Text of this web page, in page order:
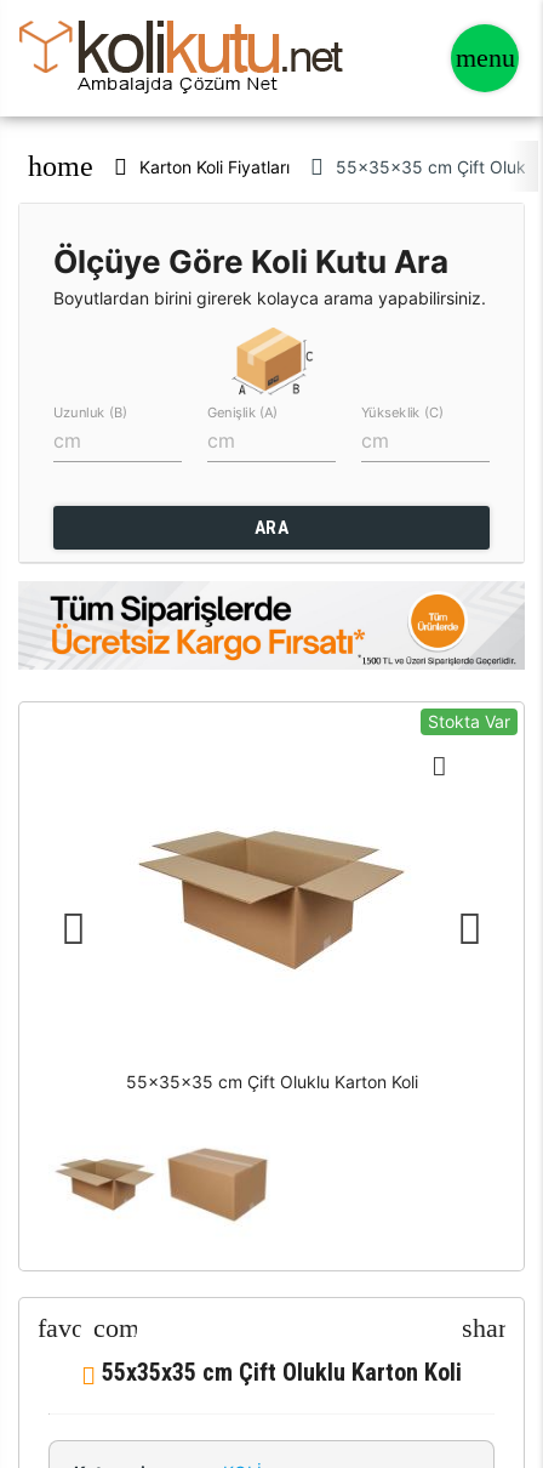
home Karton Koli Fiyatları 55x35x35 cm Çift Oluklu
Ölçüye Göre Koli Kutu Ara
Boyutlardan birini girerek kolayca arama yapabilirsiniz.
Uzunluk (B) Genişlik (A) Yükseklik (C)
ARA
Stokta Var
55x35x35 cm Çift Oluklu Karton Koli
55x35x35 cm Çift Oluklu Karton Koli